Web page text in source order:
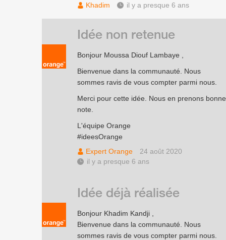
Khadim
il y a presque 6 ans
Bonjour Moussa Diouf Lambaye ,
Bienvenue dans la communauté. Nous
sommes ravis de vous compter parmi nous.
Merci pour cette idée. Nous en prenons bonne
note.
L'équipe Orange
#ideesOrange
Expert Orange
24 août 2020
il y a presque 6 ans
Idée non retenue
Bonjour Khadim Kandji ,
Bienvenue dans la communauté. Nous
sommes ravis de vous compter parmi nous.
Idée déjà réalisée